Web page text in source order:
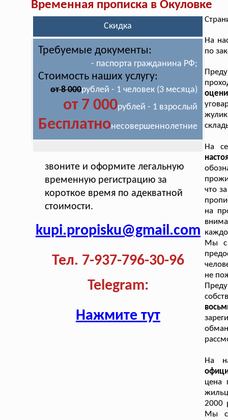
Временная прописка в Окуловке
Скидка
Требуемые документы:
- паспорта гражданина РФ;
Стоимость наших услугу:
от 8 000рублей - 1 человек (3 месяца)
от 7 000рублей - 1 взрослый
Бесплатнонесовершеннолетние
звоните и оформите легальную
временную регистрацию за
короткое время по адекватной
стоимости.
kupi.propisku@gmail.com
Тел. 7-937-796-30-96
Telegram:
Нажмите тут
На
по
На
что
на
Мы с
не
На
цена
2000
Мы с